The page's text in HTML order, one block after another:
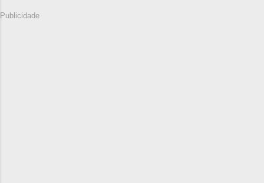
Publicidade